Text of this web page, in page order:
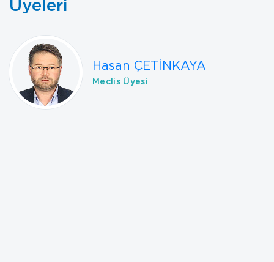
Üyeleri
Hasan ÇETİNKAYA
Meclis Üyesi